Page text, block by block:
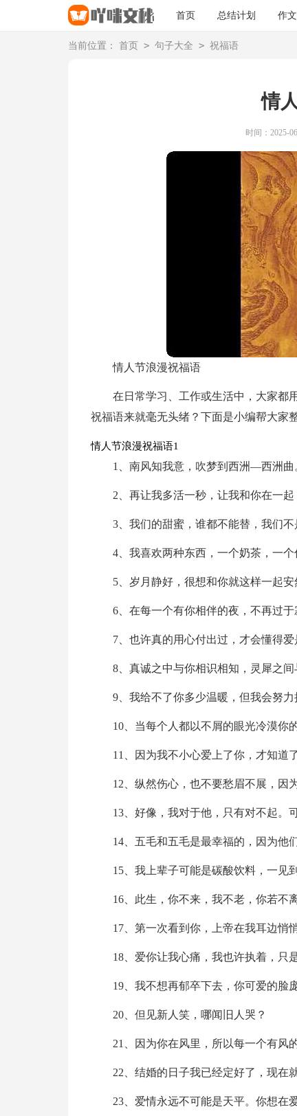
首页 总结计划 作
当前位置： 首页 > 句子大全 > 祝福语
情
时间：2025-
情人节浪漫祝福语
在日常学习、工作或生活中，大家都
祝福语来就毫无头绪？下面是小编帮大家
情人节浪漫祝福语1
1、南风知我意，吹梦到西洲—西洲曲
2、再让我多活一秒，让我和你在一起
3、我们的甜蜜，谁都不能替，我们不
4、我喜欢两种东西，一个奶茶，一个
5、岁月静好，很想和你就这样一起安
6、在每一个有你相伴的夜，不再过于
7、也许真的用心付出过，才会懂得爱
8、真诚之中与你相识相知，灵犀之间
9、我给不了你多少温暖，但我会努力
10、当每个人都以不屑的眼光冷漠你
11、因为我不小心爱上了你，才知道
12、纵然伤心，也不要愁眉不展，因
13、好像，我对于他，只有对不起。
14、五毛和五毛是最幸福的，因为他
15、我上辈子可能是碳酸饮料，一见
16、此生，你不来，我不老，你若不
17、第一次看到你，上帝在我耳边悄
18、爱你让我心痛，我也许执着，只
19、我不想再郁卒下去，你可爱的脸
20、但见新人笑，哪闻旧人哭？
21、因为你在风里，所以每一个有风
22、结婚的日子我已经定好了，现在
23、爱情永远不可能是天平。你想在